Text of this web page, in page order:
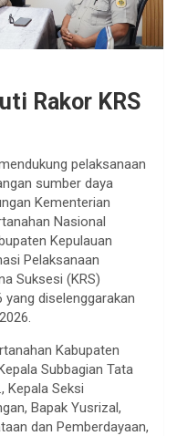
Rakor KRS
pelaksanaan
sumber daya
Kementerian
Nasional
Kepulauan
Pelaksanaan
Suksesi (KRS)
diselenggarakan
Kabupaten
Subbagian Tata
Kepala Seksi
Bapak Yusrizal,
dan Pemberdayaan,